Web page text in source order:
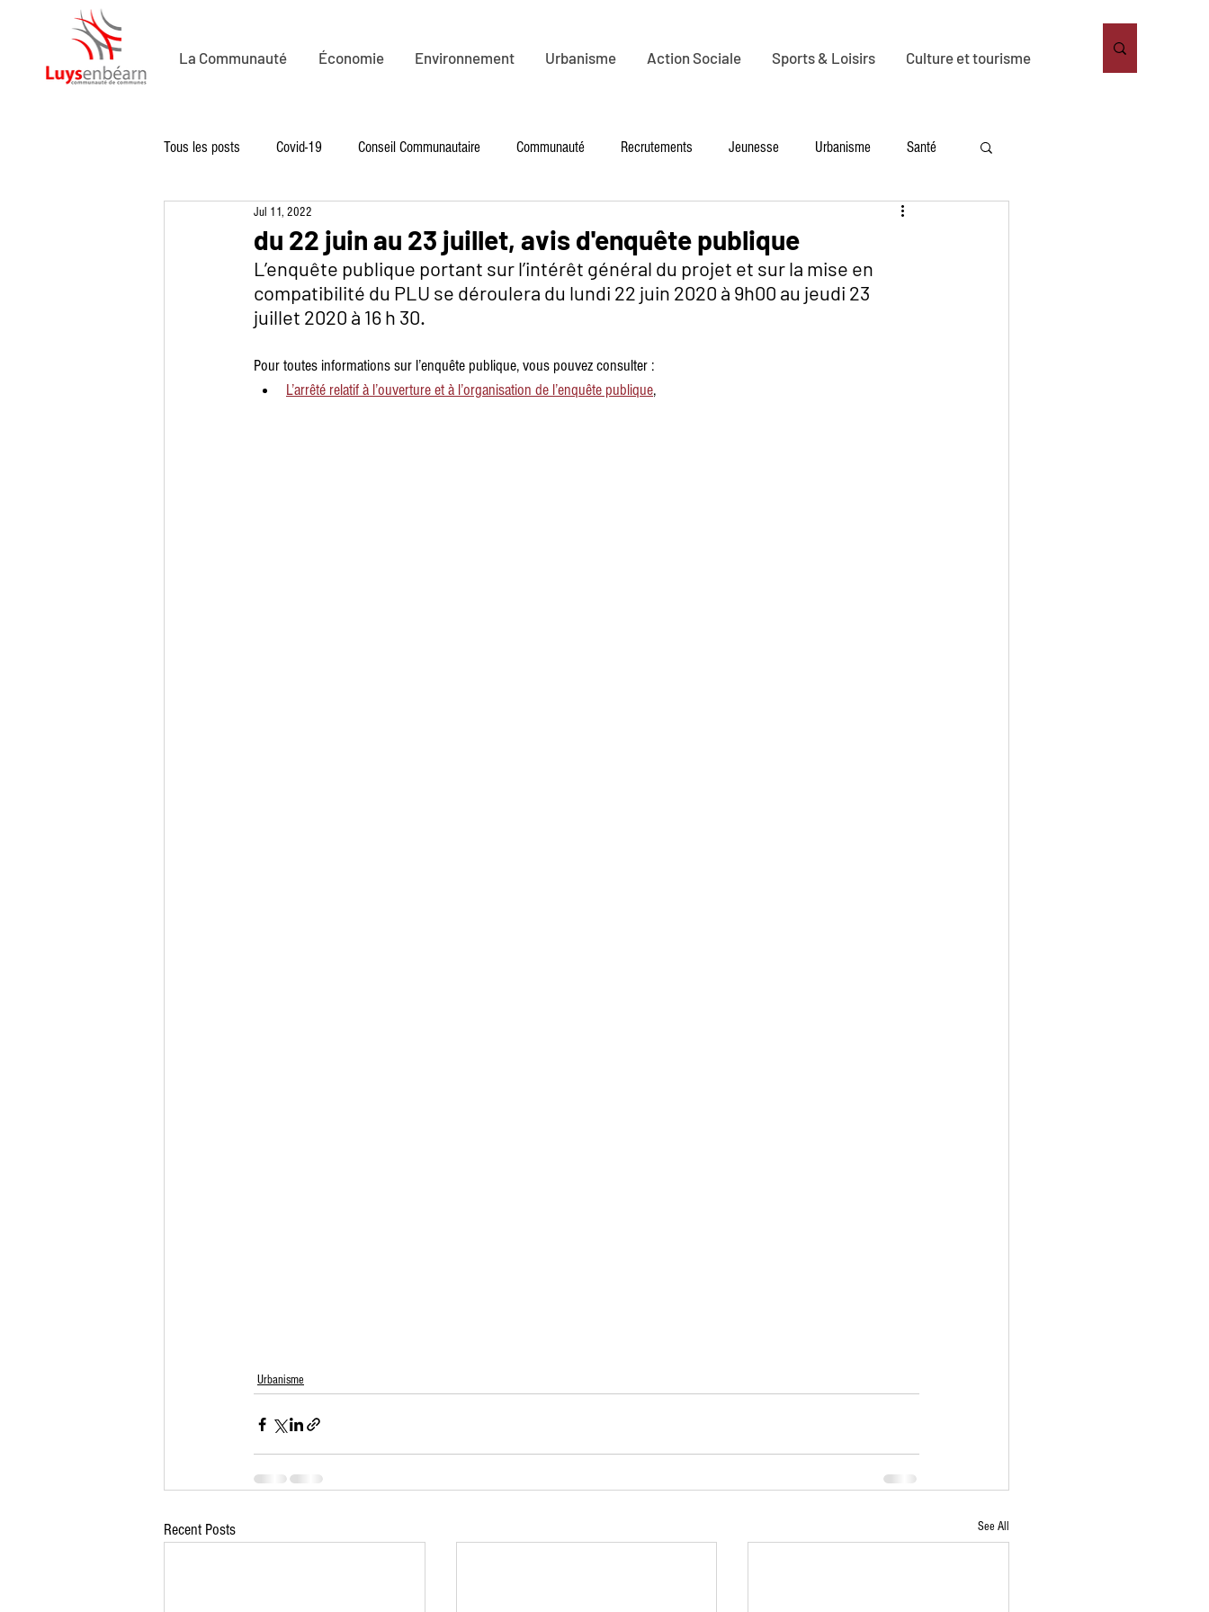
La Communauté Économie Environnement Urbanisme Action Sociale Sports & Loisirs Culture et tourisme
Tous les posts Covid-19 Conseil Communautaire Communauté Recrutements Jeunesse Urbanisme Santé
Economie de Proximité Habitat
Sport Loisirs Mobilité Santé - seniors Emploi
du 22 juin au 23 juillet, avis d'enquête publique
Jul 11, 2022
L’enquête publique portant sur l’intérêt général du projet et sur la mise en
compatibilité du PLU se déroulera du lundi 22 juin 2020 à 9h00 au jeudi 23
juillet 2020 à 16 h 30.
Pour toutes informations sur l’enquête publique, vous pouvez consulter :
L’arrêté relatif à l’ouverture et à l’organisation de l’enquête publique,
Urbanisme
Recent Posts See All